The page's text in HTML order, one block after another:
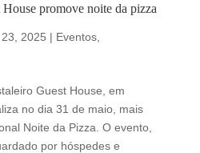
promove noite da pizza
2025 | Eventos,
Guest House, em
no dia 31 de maio, mais
Noite da Pizza. O evento,
por hóspedes e